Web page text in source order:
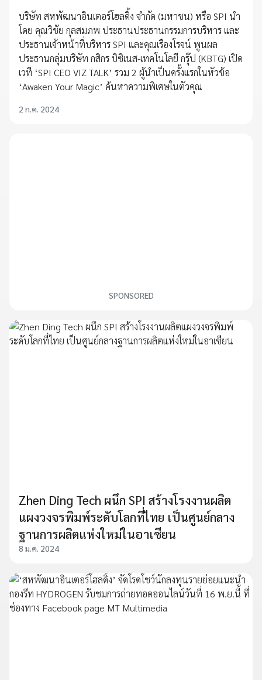
บริษัท สหพัฒนาอินเตอร์โฮลดิ้ง จำกัด (มหาชน) หรือ SPI นำ
โดย คุณวิชัย กุลสมภพ ประธานประธานกรรมการบริหาร และ
ประธานเจ้าหน้าที่บริหาร SPI และคุณเรืองโรจน์ พูนผล
ประธานกลุ่มบริษัท กสิกร บิซิเนส-เทคโนโลยี กรุ๊ป (KBTG) เปิด
เวที ‘SPI CEO VIZ TALK’ รวม 2 ผู้นำเป็นครั้งแรกในหัวข้อ
‘Awaken Your Magic’ ค้นหาความพิเศษในตัวคุณ
2 ก.ค. 2024
SPONSORED
Zhen Ding Tech ผนึก SPI สร้างโรงงานผลิต
แผงวงจรพิมพ์ระดับโลกที่ไทย เป็นศูนย์กลาง
ฐานการผลิตแห่งใหม่ในอาเซียน
8 ม.ค. 2024